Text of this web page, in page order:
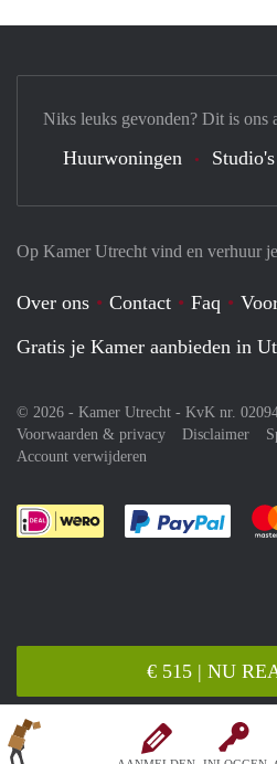
€ 515 | NU
Op Kamer Utrecht vind en verhuur
Over ons Contact Faq
Gratis je Kamer aanbieden in
© 2026 - Kamer Utrecht - KvK nr.
Voorwaarden & privacy
Disclaimer
Account verwijderen
Je
Niks leuks gevonden? Dit is ons
Huurwoningen Studio's